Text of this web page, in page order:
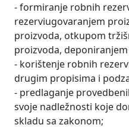
- formiranje robnih
rezerviugovaranjem
proizvoda, otkupom
proizvoda,
- korištenje robnih
drugim propisima i
- predlaganje
svoje nadležnosti koje
skladu sa zakonom;